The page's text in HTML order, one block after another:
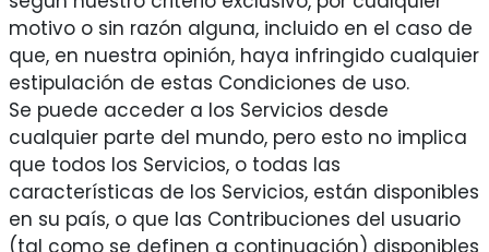
motivo o sin razón alguna, incluido en el caso de
que, en nuestra opinión, haya infringido cualquier
estipulación de estas Condiciones de uso.
Se puede acceder a los Servicios desde
cualquier parte del mundo, pero esto no implica
que todos los Servicios, o todas las
características de los Servicios, están disponibles
en su país, o que las Contribuciones del usuario
(tal como se definen a continuación) disponibles